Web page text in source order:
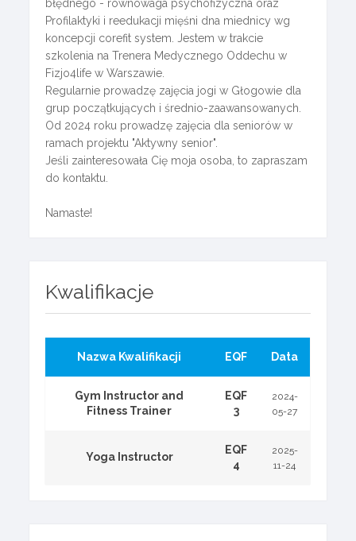
błędnego - równowaga psychofizyczna oraz
Profilaktyki i reedukacji mięśni dna miednicy wg
koncepcji corefit system. Jestem w trakcie
szkolenia na Trenera Medycznego Oddechu w
Fizjo4life w Warszawie.
Regularnie prowadzę zajęcia jogi w Głogowie dla
grup początkujących i średnio-zaawansowanych.
Od 2024 roku prowadzę zajęcia dla seniorów w
ramach projektu "Aktywny senior".
Jeśli zainteresowała Cię moja osoba, to zapraszam
do kontaktu.
Namaste!
Kwalifikacje
Nazwa Kwalifikacji EQF Data
Gym Instructor and
Fitness Trainer
EQF
3
2024-
05-27
Yoga Instructor
EQF
4
2025-
11-24